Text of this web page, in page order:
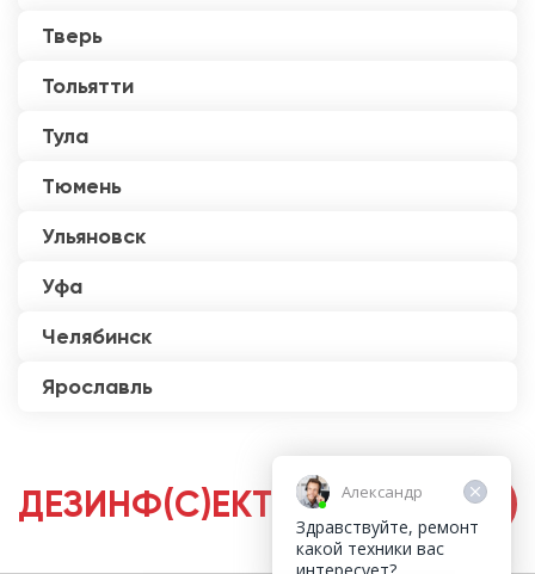
Тверь
Тольятти
Тула
Тюмень
Ульяновск
Уфа
Челябинск
Ярославль
ДЕЗИНФ(С)ЕКТОРЫАлександр
Здравствуйте, ремонт
какой техники вас